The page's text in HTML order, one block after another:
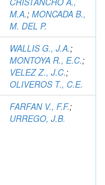
M.A.; MONCADA B.,
M. DEL P.
WALLIS G., J.A.;
MONTOYA R., E.C.;
VELEZ Z., J.C.;
OLIVEROS T., C.E.
FARFAN V., F.F.;
URREGO, J.B.